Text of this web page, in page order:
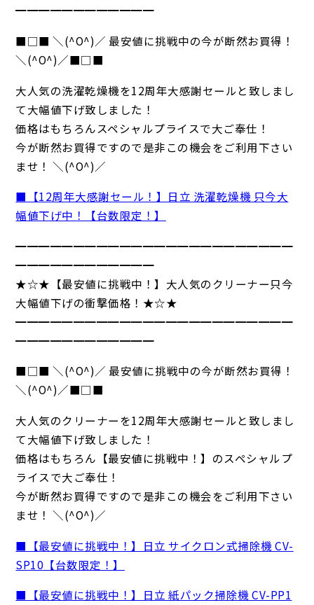
━━━━━━━━━━━━
■□■ ＼(^O^)／ 最安値に挑戦中の今が断然お買得！
＼(^O^)／■□■
大人気の洗濯乾燥機を12周年大感謝セールと致しまし
て大幅値下げ致しました！
価格はもちろんスペシャルプライスで大ご奉仕！
今が断然お買得ですので是非この機会をご利用下さい
ませ！ ＼(^O^)／
■【12周年大感謝セール！】日立 洗濯乾燥機 只今大
幅値下げ中！【台数限定！】
━━━━━━━━━━━━━━━━━━━━━━━━
━━━━━━━━━━━━
★☆★【最安値に挑戦中！】大人気のクリーナー只今
大幅値下げの衝撃価格！★☆★
━━━━━━━━━━━━━━━━━━━━━━━━
━━━━━━━━━━━━
■□■ ＼(^O^)／ 最安値に挑戦中の今が断然お買得！
＼(^O^)／■□■
大人気のクリーナーを12周年大感謝セールと致しまし
て大幅値下げ致しました！
価格はもちろん【最安値に挑戦中！】のスペシャルプ
ライスで大ご奉仕！
今が断然お買得ですので是非この機会をご利用下さい
ませ！ ＼(^O^)／
■【最安値に挑戦中！】日立 サイクロン式掃除機 CV-
SP10【台数限定！】
■【最安値に挑戦中！】日立 紙パック掃除機 CV-PP1